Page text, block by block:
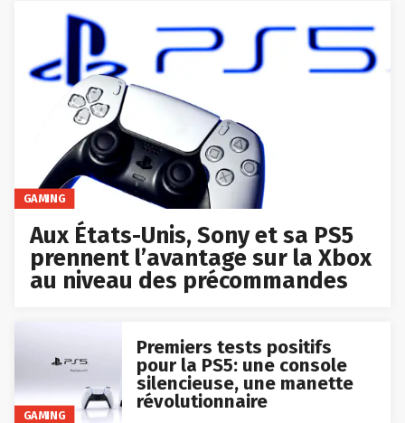
GAMING
Aux États-Unis, Sony et sa PS5
prennent l’avantage sur la Xbox
au niveau des précommandes
GAMING
Premiers tests positifs
pour la PS5: une console
silencieuse, une manette
révolutionnaire